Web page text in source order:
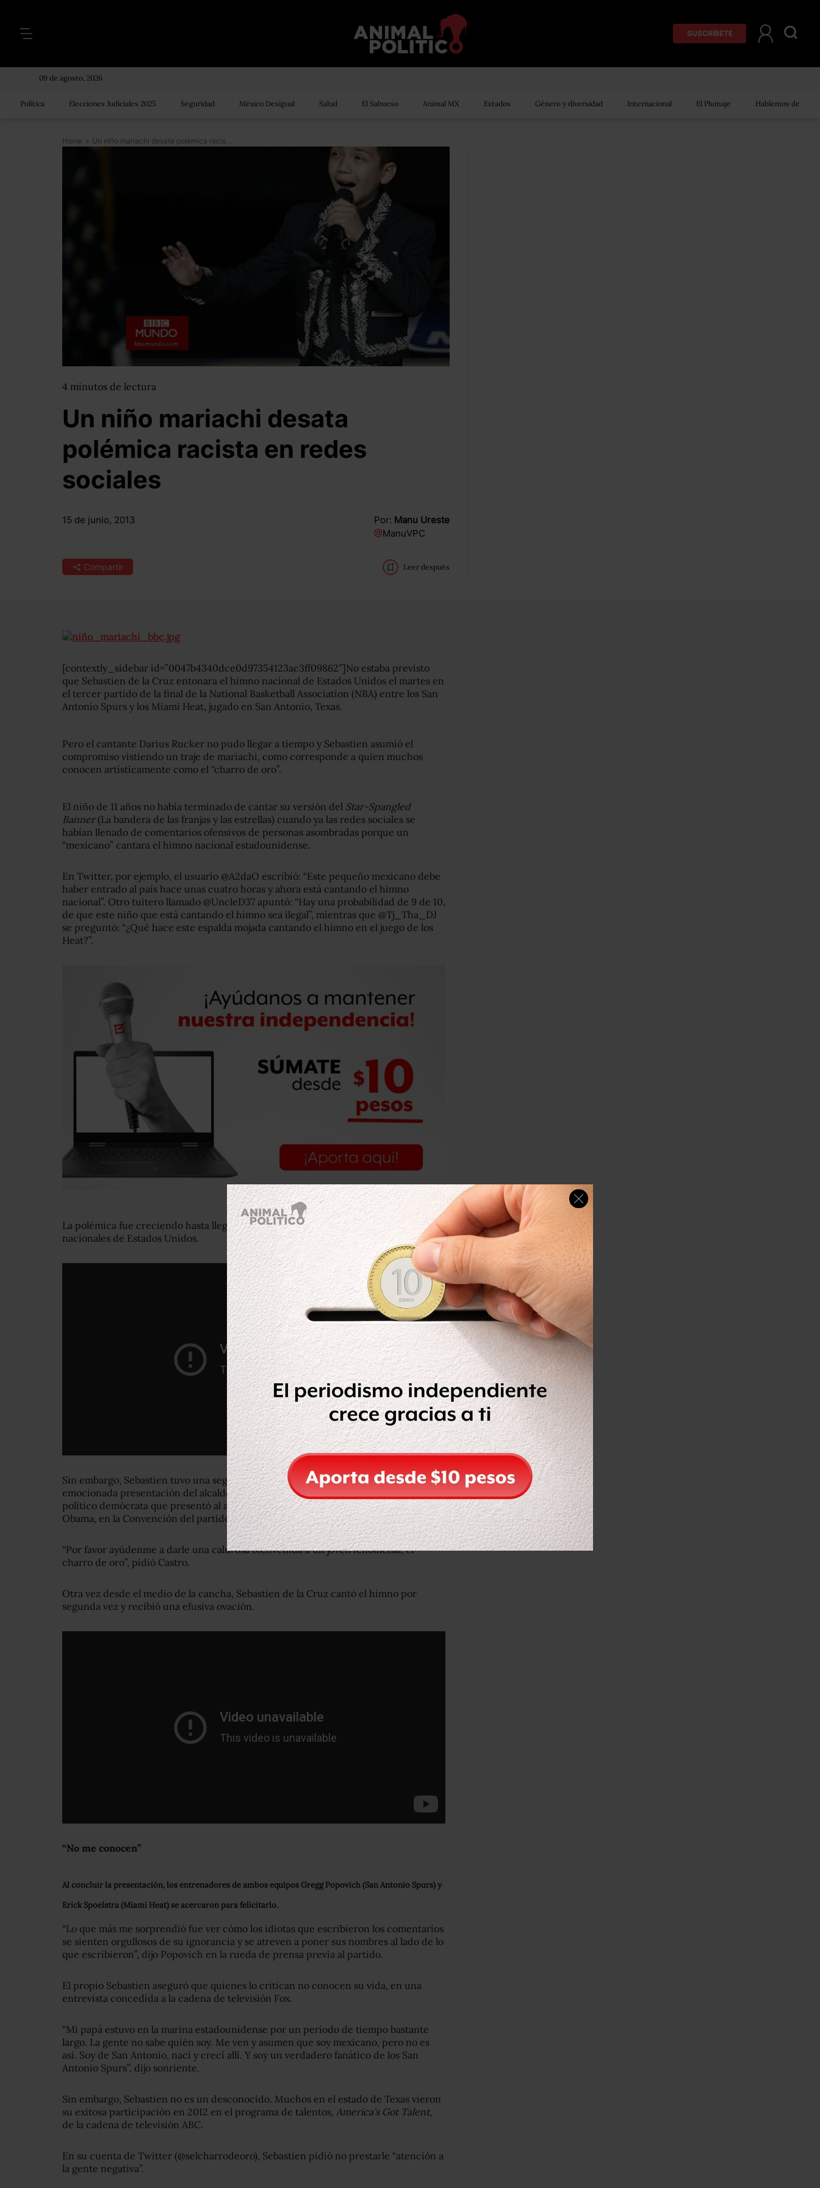
SUSCRÍBETE
09 de agosto, 2026
Política Elecciones Judiciales 2025 Seguridad México Desigual Salud El Sabueso Animal MX Estados Género y diversidad Internacional El Plumaje Hablemos de
Home > Un niño mariachi desata polémica racista en redes sociales
4 minutos de lectura
Un niño mariachi desata
polémica racista en redes
sociales
15 de junio, 2013 Por: Manu Ureste
@ManuVPC
Compartir Leer después
[contextly_sidebar id=”0047b4340dce0d97354123ac3ff09862″]No estaba previsto
que Sebastien de la Cruz entonara el himno nacional de Estados Unidos el martes en
el tercer partido de la final de la National Basketball Association (NBA) entre los San
Antonio Spurs y los Miami Heat, jugado en San Antonio, Texas.
Pero el cantante Darius Rucker no pudo llegar a tiempo y Sebastien asumió el
compromiso vistiendo un traje de mariachi, como corresponde a quien muchos
conocen artísticamente como el “charro de oro”.
El niño de 11 años no había terminado de cantar su versión del Star-Spangled
Banner(La bandera de las franjas y las estrellas) cuando ya las redes sociales se
habían llenado de comentarios ofensivos de personas asombradas porque un
“mexicano” cantara el himno nacional estadounidense.
En Twitter, por ejemplo, el usuario @A2daO escribió: “Este pequeño mexicano debe
haber entrado al país hace unas cuatro horas y ahora está cantando el himno
nacional”. Otro tuitero llamado @UncleD37 apuntó: “Hay una probabilidad de 9 de 10,
de que este niño que está cantando el himno sea ilegal”, mientras que @Tj_Tha_DJ
se preguntó: “¿Qué hace este espalda mojada cantando el himno en el juego de los
Heat?”.
La polémica fue creciendo hasta llegar a los noticieros locales y finalmente
nacionales de Estados Unidos.
Sin embargo, Sebastien tuvo una segunda oportunidad. Además, contó con la
emocionada presentación del alcalde de San Antonio, Julián Castro, el ascendente
político demócrata que presentó al aspirante a la reelección presidencial, Barack
Obama, en la Convención del partido de 2012.
“Por favor ayúdenme a darle una calurosa bienvenida a un joven fenomenal, el
charro de oro”, pidió Castro.
Otra vez desde el medio de la cancha, Sebastien de la Cruz cantó el himno por
segunda vez y recibió una efusiva ovación.
“No me conocen”
Al concluir la presentación, los entrenadores de ambos equipos Gregg Popovich (San Antonio Spurs) y
Erick Spoelstra (Miami Heat) se acercaron para felicitarlo.
“Lo que más me sorprendió fue ver cómo los idiotas que escribieron los comentarios
se sienten orgullosos de su ignorancia y se atreven a poner sus nombres al lado de lo
que escribieron”, dijo Popovich en la rueda de prensa previa al partido.
El propio Sebastien aseguró que quienes lo critican no conocen su vida, en una
entrevista concedida a la cadena de televisión Fox.
“Mi papá estuvo en la marina estadounidense por un período de tiempo bastante
largo. La gente no sabe quién soy. Me ven y asumen que soy mexicano, pero no es
así. Soy de San Antonio, nací y crecí allí. Y soy un verdadero fanático de los San
Antonio Spurs”, dijo sonriente.
Sin embargo, Sebastien no es un desconocido. Muchos en el estado de Texas vieron
su exitosa participación en 2012 en el programa de talentos, America’s Got Talent,
de la cadena de televisión ABC.
En su cuenta de Twitter (@selcharrodeoro), Sebastien pidió no prestarle “atención a
la gente negativa”.